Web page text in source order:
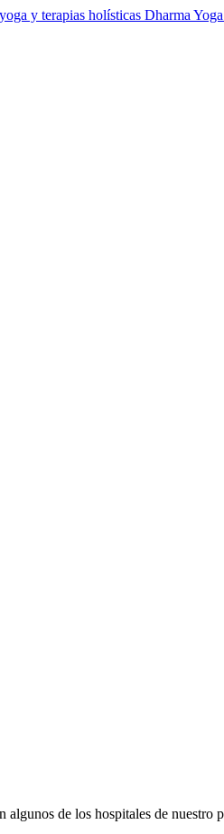
Dharma
de los hospitales de nuestro